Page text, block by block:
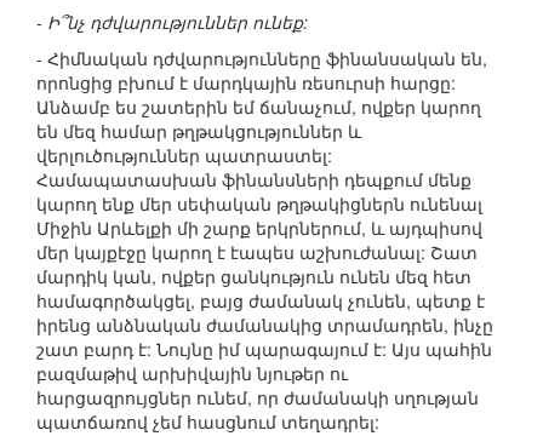
- Ի՞նչ դժվարություններ ունեք:
- Հիմնական դժվարությունները ֆինանսական են,
որոնցից բխում է մարդկային ռեսուրսի հարցը:
Անձամբ ես շատերին եմ ճանաչում, ովքեր կարող
են մեզ համար թղթակցություններ և
վերլուծություններ պատրաստել:
Համապատասխան ֆինանսների դեպքում մենք
կարող ենք մեր սեփական թղթակիցներն ունենալ
Միջին Արևելքի մի շարք երկրներում, և այդպիսով
մեր կայքէջը կարող է էապես աշխուժանալ: Շատ
մարդիկ կան, ովքեր ցանկություն ունեն մեզ հետ
համագործակցել, բայց ժամանակ չունեն, պետք է
իրենց անձնական ժամանակից տրամադրեն, ինչը
շատ բարդ է: Նույնը իմ պարագայում է: Այս պահին
բազմաթիվ արխիվային նյութեր ու
հարցազրույցներ ունեմ, որ ժամանակի սղության
պատճառով չեմ հասցնում տեղադրել: